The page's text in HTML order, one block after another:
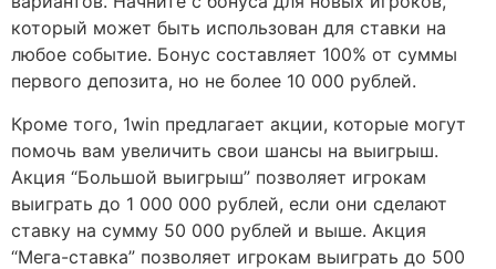
который может быть использован для ставки на
любое событие. Бонус составляет 100% от суммы
первого депозита, но не более 10 000 рублей.
Кроме того, 1win предлагает акции, которые могут
помочь вам увеличить свои шансы на выигрыш.
Акция “Большой выигрыш” позволяет игрокам
выиграть до 1 000 000 рублей, если они сделают
ставку на сумму 50 000 рублей и выше. Акция
“Мега-ставка” позволяет игрокам выиграть до 500